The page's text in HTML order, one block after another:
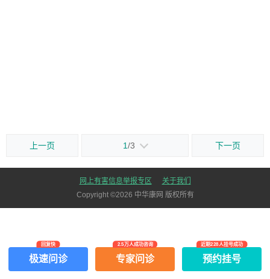
上一页 1/3 下一页
网上有害信息举报专区
关于我们
Copyright ©2026 中华康网 版权所有
极速问诊
回复快
专家问诊
2.5万人成功咨询
预约挂号
近期228人挂号成功